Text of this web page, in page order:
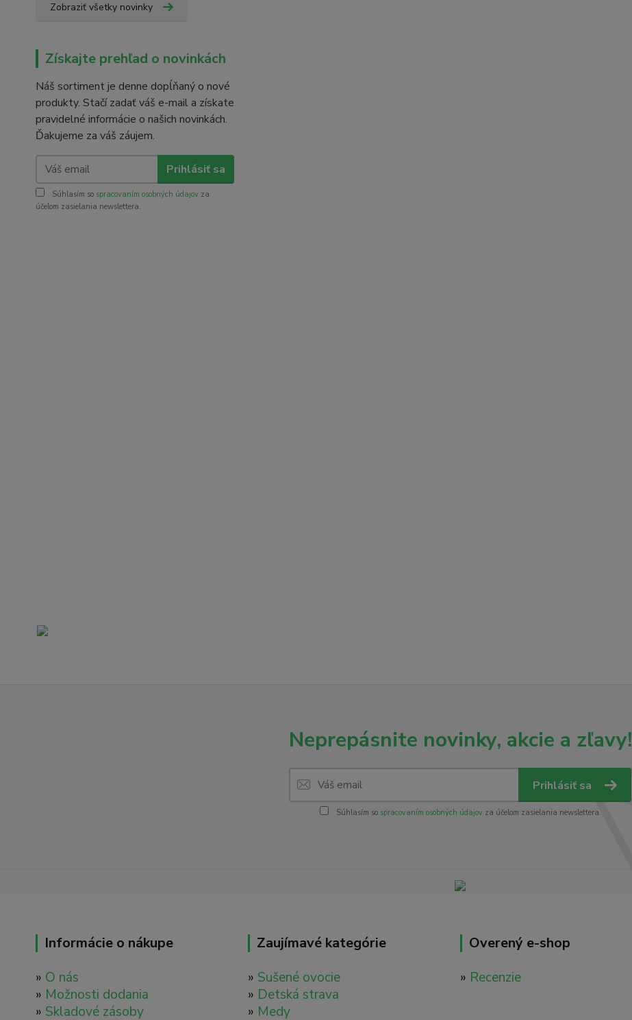
Zobraziť všetky novinky
Získajte prehľad o novinkách
Náš sortiment je denne dopĺňaný o nové
produkty. Stačí zadať váš e-mail a získate
pravidelné informácie o našich novinkách.
Ďakujeme za váš záujem.
Prihlásiť sa
Súhlasím so spracovaním osobných údajov za
účelom zasielania newslettera.
Neprepásnite novinky, akcie a zľavy!
Prihlásiť sa
Súhlasím so spracovaním osobných údajovza účelom zasielania newslettera.
Informácie o nákupe
» O nás
» Možnosti dodania
» Skladové zásoby
Zaujímavé kategórie
» Sušené ovocie
» Detská strava
» Medy
Overený e-shop
» Recenzie